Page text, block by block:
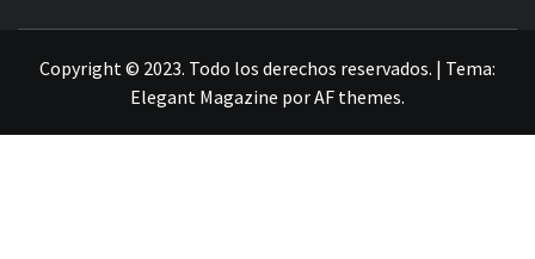
Copyright © 2023. Todo los derechos reservados. | Tema:
Elegant Magazine porAF themes.